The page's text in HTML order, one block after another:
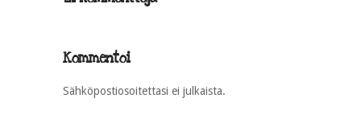
Kommentoi
Sähköpostiosoitettasi ei julkaista.